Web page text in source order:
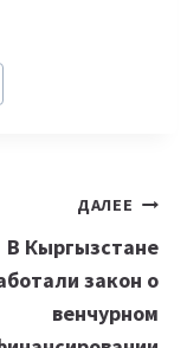
ДАЛЕЕ
В Кыргызстане
закон о
венчурном